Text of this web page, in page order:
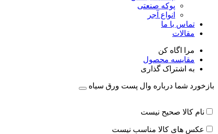
پوکه صنعتی
انواع آجر
تماس با ما
مقالات
مرا اگاه کن
مقایسه محصول
به اشتراک گذاری
بازخورد شما درباره وال پست ورق سیاه
نام کالا صحیح نیست
عکس های کالا مناسب نیست